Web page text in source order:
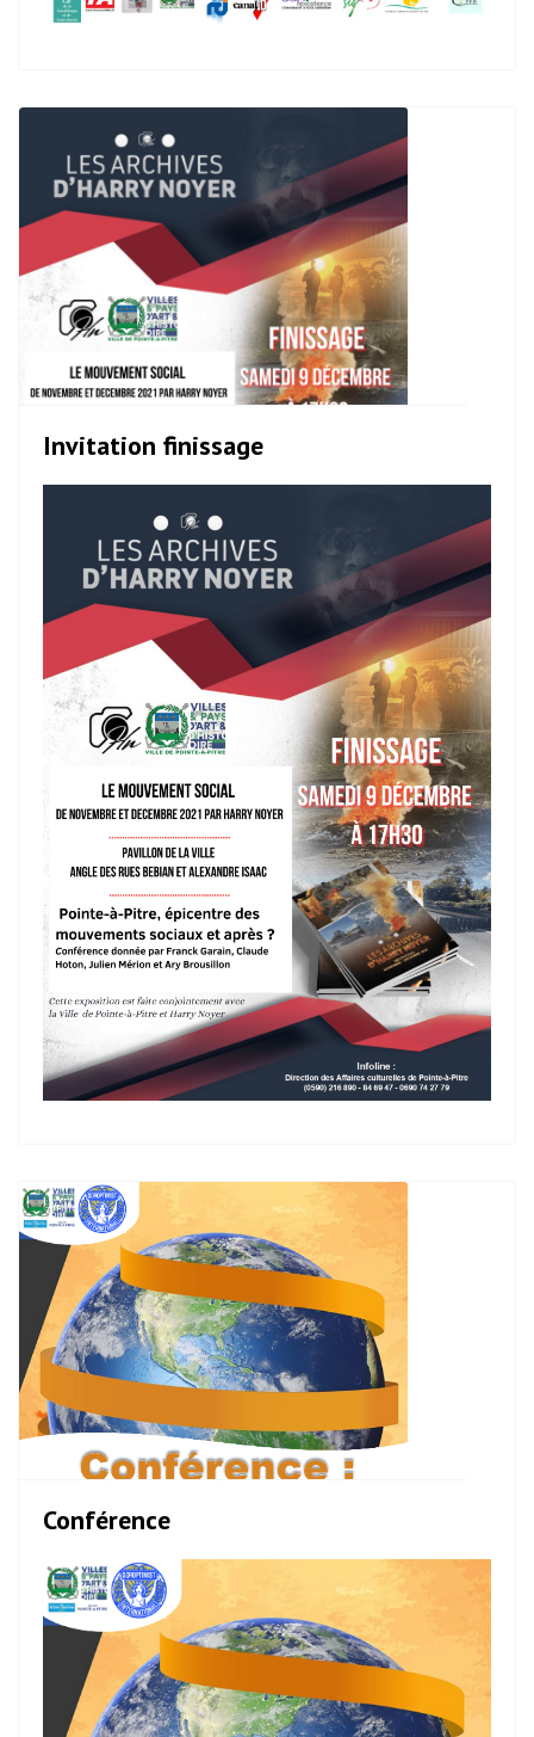
Invitation finissage
Conférence